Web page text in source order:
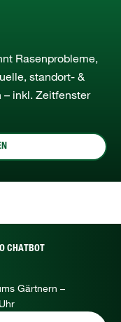
Rasenprobleme,
standort‑ &
inkl. Zeitfenster
CHATBOT
Gärtnern –